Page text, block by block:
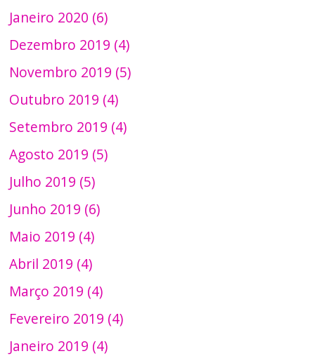
Janeiro 2020 (6)
Dezembro 2019 (4)
Novembro 2019 (5)
Outubro 2019 (4)
Setembro 2019 (4)
Agosto 2019 (5)
Julho 2019 (5)
Junho 2019 (6)
Maio 2019 (4)
Abril 2019 (4)
Março 2019 (4)
Fevereiro 2019 (4)
Janeiro 2019 (4)